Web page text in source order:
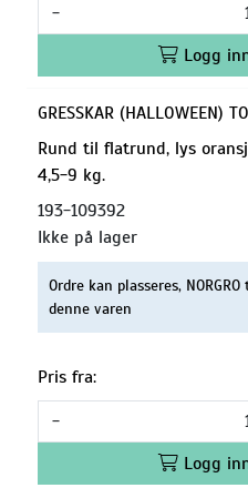
-
Logg
GRESSKAR (HALLOWEEN)
Rund til flatrund, lys
4,5-9 kg.
193-109392
Ikke på lager
Ordre kan plasseres,
denne varen
Pris fra:
-
Logg